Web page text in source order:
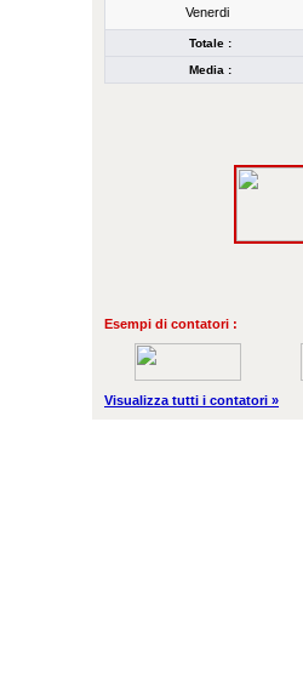
Venerdi
Totale :
Media :
Esempi di contatori :
Visualizza tutti i contatori »